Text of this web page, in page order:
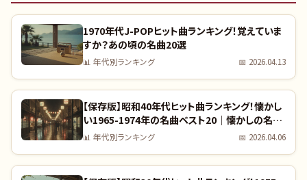
1970年代J-POPヒット曲ランキング！覚えていま
すか？あの頃の名曲20選
📊 年代別ランキング 📅 2026.04.13
【保存版】昭和40年代ヒット曲ランキング！懐かし
い1965-1974年の名曲ベスト20｜懐かしの名曲
完全リスト
📊 年代別ランキング 📅 2026.04.06